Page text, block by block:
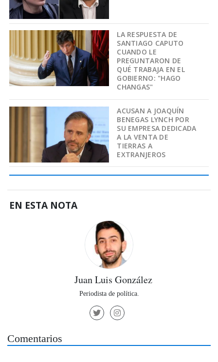
LA RESPUESTA DE
SANTIAGO CAPUTO
CUANDO LE
PREGUNTARON DE
QUÉ TRABAJA EN EL
GOBIERNO: "HAGO
CHANGAS"
ACUSAN A JOAQUÍN
BENEGAS LYNCH POR
SU EMPRESA DEDICADA
A LA VENTA DE
TIERRAS A
EXTRANJEROS
EN ESTA NOTA
Juan Luis González
Periodista de política.
Comentarios